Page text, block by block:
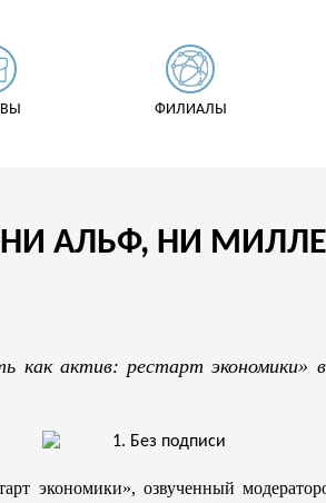
ФИЛИАЛЫ
АЛЬФ, НИ
как актив: рестарт
экономики», озвученный